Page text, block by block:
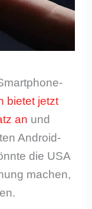
bietet jetzt
an und
Android-
die USA
machen,